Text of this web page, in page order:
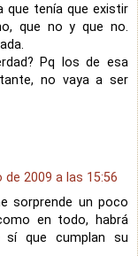
que tenía que existir
que no y que no.
Pq los de esa
no vaya a ser
de 2009 a las 15:56
sorprende un poco
en todo, habrá
sí que cumplan su